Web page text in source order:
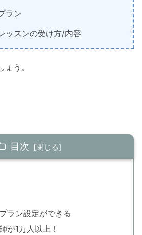
ラン
ッスンの受け方/内容
う。
目次
ラン設定ができる
が1万人以上！